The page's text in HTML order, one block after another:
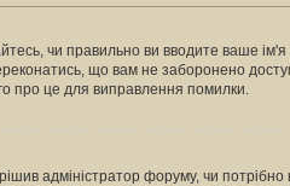
чи правильно ви вводите ваше
що вам не заборонено
про це для виправлення помилки.
адміністратор форуму, чи